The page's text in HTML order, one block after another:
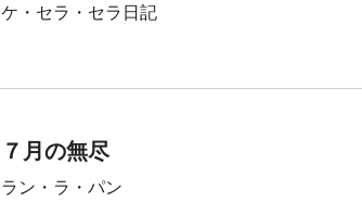
ケ・セラ・セラ日記
７月の無尽
ラン・ラ・パン